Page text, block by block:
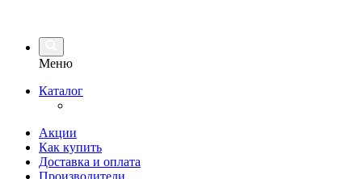
Меню
Каталог
Акции
Как купить
Доставка и оплата
Производители